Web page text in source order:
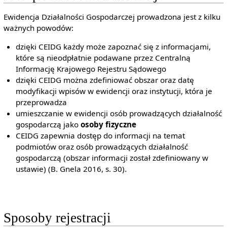
Ewidencja Działalności Gospodarczej prowadzona jest z kilku
ważnych powodów:
dzięki CEIDG każdy może zapoznać się z informacjami,
które są nieodpłatnie podawane przez Centralną
Informację Krajowego Rejestru Sądowego
dzięki CEIDG można zdefiniować obszar oraz datę
modyfikacji wpisów w ewidencji oraz instytucji, która je
przeprowadza
umieszczanie w ewidencji osób prowadzących działalność
gospodarczą jakoosoby fizyczne
CEIDG zapewnia dostęp do informacji na temat
podmiotów oraz osób prowadzących działalność
gospodarczą (obszar informacji został zdefiniowany w
ustawie) (B. Gnela 2016, s. 30).
Sposoby rejestracji